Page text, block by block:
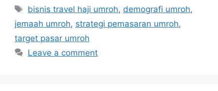
Tags
bisnis travel haji umroh, demografi umroh,
jemaah umroh, strategi pemasaran umroh,
target pasar umroh
Leave a comment